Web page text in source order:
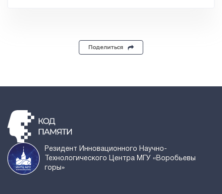
Поделиться
Резидент Инновационного Научно-
Технологического Центра МГУ «Воробьевы
горы»